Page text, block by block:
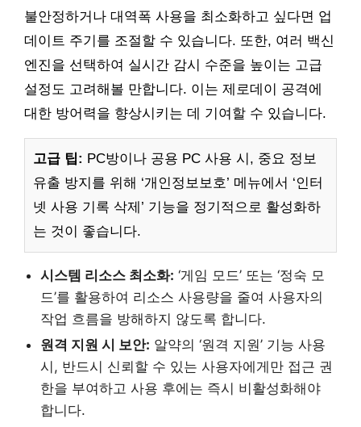
불안정하거나 대역폭 사용을 최소화하고 싶다면 업
데이트 주기를 조절할 수 있습니다. 또한, 여러 백신
엔진을 선택하여 실시간 감시 수준을 높이는 고급
설정도 고려해볼 만합니다. 이는 제로데이 공격에
대한 방어력을 향상시키는 데 기여할 수 있습니다.
고급 팁: PC방이나 공용 PC 사용 시, 중요 정보
유출 방지를 위해 ‘개인정보보호’ 메뉴에서 ‘인터
넷 사용 기록 삭제’ 기능을 정기적으로 활성화하
는 것이 좋습니다.
시스템 리소스 최소화: ‘게임 모드’ 또는 ‘정숙 모
드’를 활용하여 리소스 사용량을 줄여 사용자의
작업 흐름을 방해하지 않도록 합니다.
원격 지원 시 보안: 알약의 ‘원격 지원’ 기능 사용
시, 반드시 신뢰할 수 있는 사용자에게만 접근 권
한을 부여하고 사용 후에는 즉시 비활성화해야
합니다.